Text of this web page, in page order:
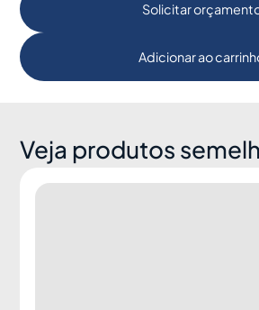
Solicitar
Adicionar ao
Veja produtos